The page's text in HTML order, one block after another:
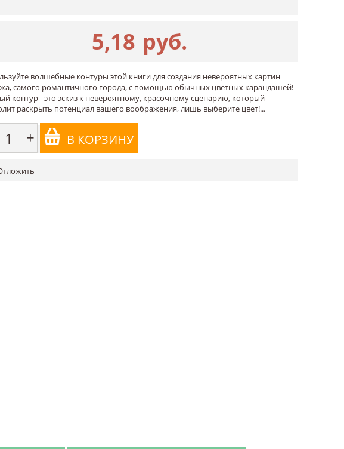
5,18 руб.
волшебные контуры этой книги для создания невероятных картин
самого романтичного города, с помощью обычных цветных карандашей!
контур - это эскиз к невероятному, красочному сценарию, который
раскрыть потенциал вашего воображения, лишь выберите цвет!...
+ В КОРЗИНУ